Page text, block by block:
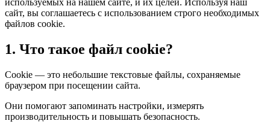
сайт, вы соглашаетесь с использованием строго необходимых
файлов cookie.
1. Что такое файл cookie?
Cookie — это небольшие текстовые файлы, сохраняемые
браузером при посещении сайта.
Они помогают запоминать настройки, измерять
производительность и повышать безопасность.